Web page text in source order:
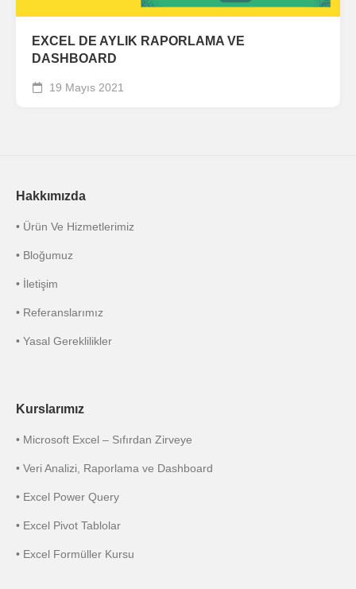
EXCEL DE AYLIK RAPORLAMA VE
DASHBOARD
19 Mayıs 2021
Hakkımızda
• Ürün Ve Hizmetlerimiz
• Bloğumuz
• İletişim
• Referanslarımız
• Yasal Gereklilikler
Kurslarımız
• Microsoft Excel – Sıfırdan Zirveye
• Veri Analizi, Raporlama ve Dashboard
• Excel Power Query
• Excel Pivot Tablolar
• Excel Formüller Kursu